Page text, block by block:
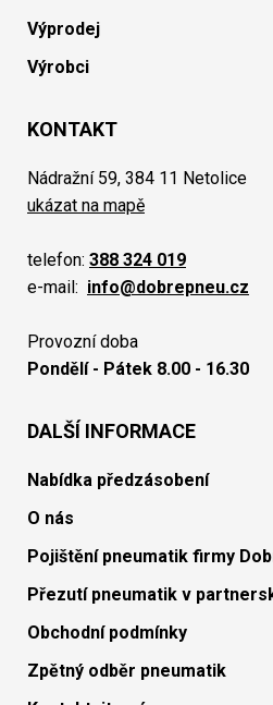
Výprodej
Výrobci
KONTAKT
Nádražní 59, 384 11 Netolice
ukázat na mapě
telefon: 388 324 019
e-mail: info@dobrepneu.cz
Provozní doba
Pondělí - Pátek 8.00 - 16.30
DALŠÍ INFORMACE
Nabídka předzásobení
O nás
Pojištění pneumatik firmy
Přezutí pneumatik v
Obchodní podmínky
Zpětný odběr pneumatik